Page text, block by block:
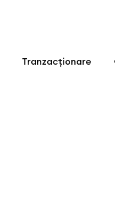
Tranzacționare